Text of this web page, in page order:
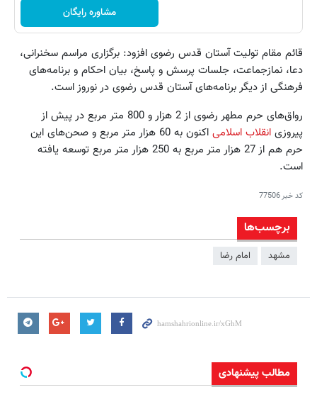
مشاوره رایگان
قائم مقام تولیت آستان قدس رضوی افزود: برگزاری مراسم سخنرانی،
دعا، نمازجماعت، جلسات پرسش و پاسخ، بیان احکام و برنامه‌های
فرهنگی از دیگر برنامه‌های آستان قدس رضوی در نوروز است.
رواق‌های حرم مطهر رضوی از 2 هزار و 800 متر مربع در پیش از
پیروزی انقلاب اسلامی
اکنون به 60 هزار متر مربع و صحن‌های این
حرم هم از 27 هزار متر مربع به 250 هزار متر مربع توسعه یافته
است.
کد خبر77506
برچسب‌ها
مشهد امام رضا
مطالب پیشنهادی